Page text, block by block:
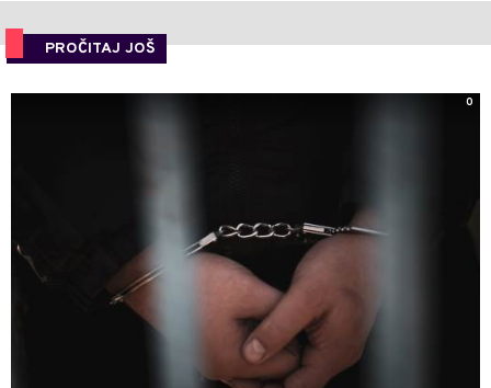
PROČITAJ JOŠ
0